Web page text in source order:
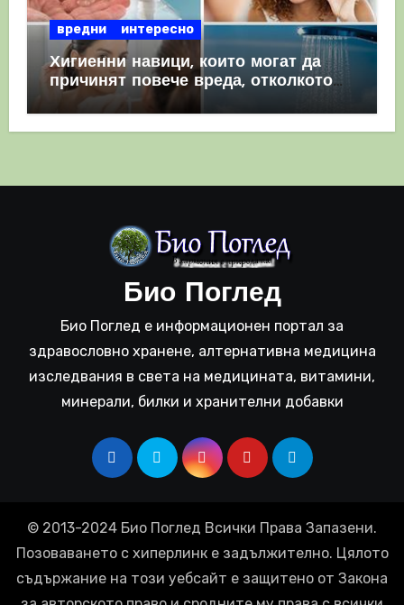
вредни интересно
Хигиенни навици, които могат да
причинят повече вреда, отколкото
полза
Био Поглед
Био Поглед е информационен портал за
здравословно хранене, алтернативна медицина
изследвания в света на медицината, витамини,
минерали, билки и хранителни добавки
© 2013-2024 Био Поглед Всички Права Запазени.
Позоваването с хиперлинк е задължително. Цялото
съдържание на този уебсайт е защитено от Закона